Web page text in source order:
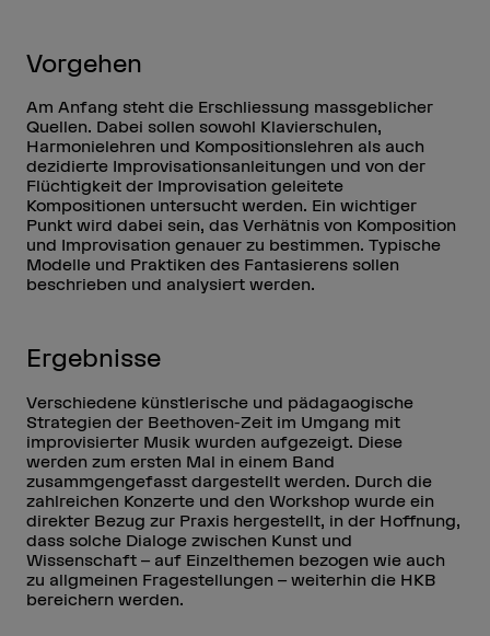
Vorgehen
Am Anfang steht die Erschliessung massgeblicher
Quellen. Dabei sollen sowohl Klavierschulen,
Harmonielehren und Kompositionslehren als auch
dezidierte Improvisationsanleitungen und von der
Flüchtigkeit der Improvisation geleitete
Kompositionen untersucht werden. Ein wichtiger
Punkt wird dabei sein, das Verhätnis von Komposition
und Improvisation genauer zu bestimmen. Typische
Modelle und Praktiken des Fantasierens sollen
beschrieben und analysiert werden.
Ergebnisse
Verschiedene künstlerische und pädagaogische
Strategien der Beethoven-Zeit im Umgang mit
improvisierter Musik wurden aufgezeigt. Diese
werden zum ersten Mal in einem Band
zusammgengefasst dargestellt werden. Durch die
zahlreichen Konzerte und den Workshop wurde ein
direkter Bezug zur Praxis hergestellt, in der Hoffnung,
dass solche Dialoge zwischen Kunst und
Wissenschaft – auf Einzelthemen bezogen wie auch
zu allgmeinen Fragestellungen – weiterhin die HKB
bereichern werden.